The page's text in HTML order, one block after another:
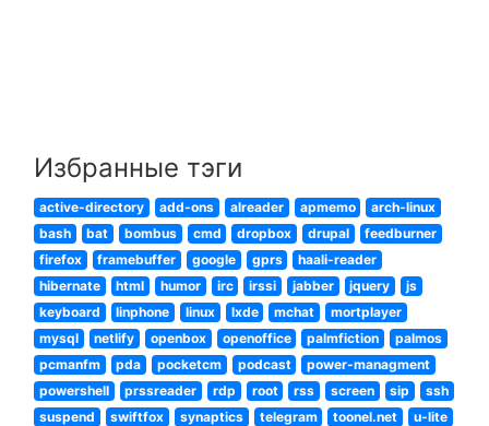
Избранные тэги
active-directory add-ons alreader apmemo
arch-linux
bash
bat bombus cmd dropbox drupal
feedburner
firefox
framebuffer google gprs
haali-reader
hibernate
html humor irc irssi jabber jquery
js
keyboard
linphone linux lxde mchat
mortplayer
mysql
netlify openbox openoffice palmfiction
palmos
pcmanfm
pda pocketcm podcast
power-managment
powershell
prssreader rdp root rss screen sip
ssh
suspend
swiftfox synaptics telegram toonel.net
u-lite